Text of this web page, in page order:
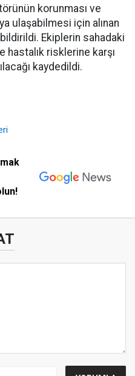
korunması ve
ulaşabilmesi için alınan
Ekiplerin sahadaki
hastalık risklerine karşı
kaydedildi.